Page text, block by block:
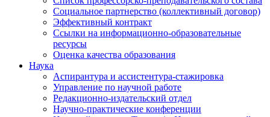
Социальное партнерство (коллективный договор)
Эффективный контракт
Ссылки на информационно-образовательные
ресурсы
Оценка качества образования
Наука
Аспирантура и ассистентура-стажировка
Управление по научной работе
Редакционно-издательский отдел
Научно-практические конференции